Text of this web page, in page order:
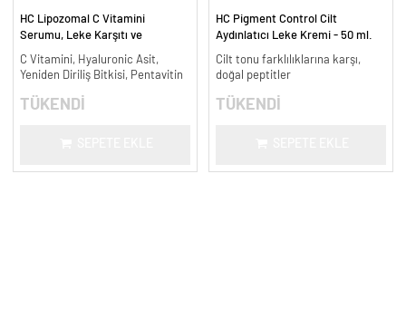
HC Lipozomal C Vitamini
Serumu, Leke Karşıtı ve
C Vitamini, Hyaluronic Asit,
Yeniden Diriliş Bitkisi, Pentavitin
TÜKENDİ
HC Pigment Control Cilt
Aydınlatıcı Leke Kremi - 50 ml.
Cilt tonu farklılıklarına karşı,
doğal peptitler
TÜKENDİ